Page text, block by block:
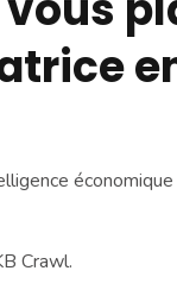
Crawl.